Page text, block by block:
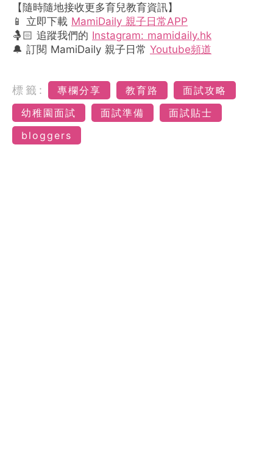
【隨時隨地接收更多育兒教育資訊】
📱 立即下載 MamiDaily 親子日常APP
🤱🏻 追蹤我們的 Instagram: mamidaily.hk
🔔 訂閱 MamiDaily 親子日常 Youtube頻道
標籤: 專欄分享 教育路
面試攻略
幼稚園面試
面試準備
面試貼士
bloggers